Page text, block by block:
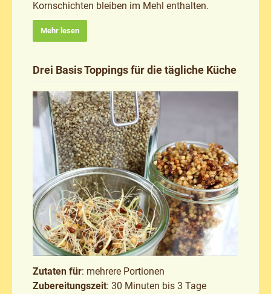
Kornschichten bleiben im Mehl enthalten.
Mehr lesen
Drei Basis Toppings für die tägliche Küche
Zutaten für: mehrere Portionen
Zubereitungszeit: 30 Minuten bis 3 Tage